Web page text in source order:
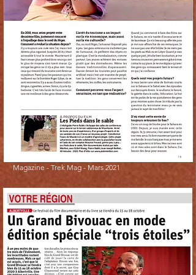
Magazine - Trek Mag - Mars 2021